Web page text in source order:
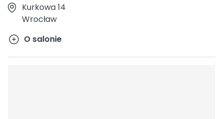
Kurkowa 14
Wrocław
O salonie